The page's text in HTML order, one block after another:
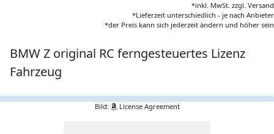
*inkl. MwSt. zzgl. Versand
*Lieferzeit unterschiedlich - je nach Anbieter
*der Preis kann sich jederzeit ändern und höher sein
BMW Z original RC ferngesteuertes Lizenz
Fahrzeug
Bild: License Agreement